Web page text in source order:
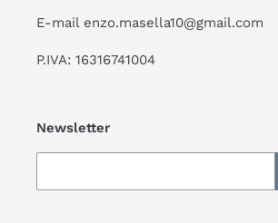
E-mail enzo.masella10@gmail.com
P.IVA: 16316741004
Newsletter